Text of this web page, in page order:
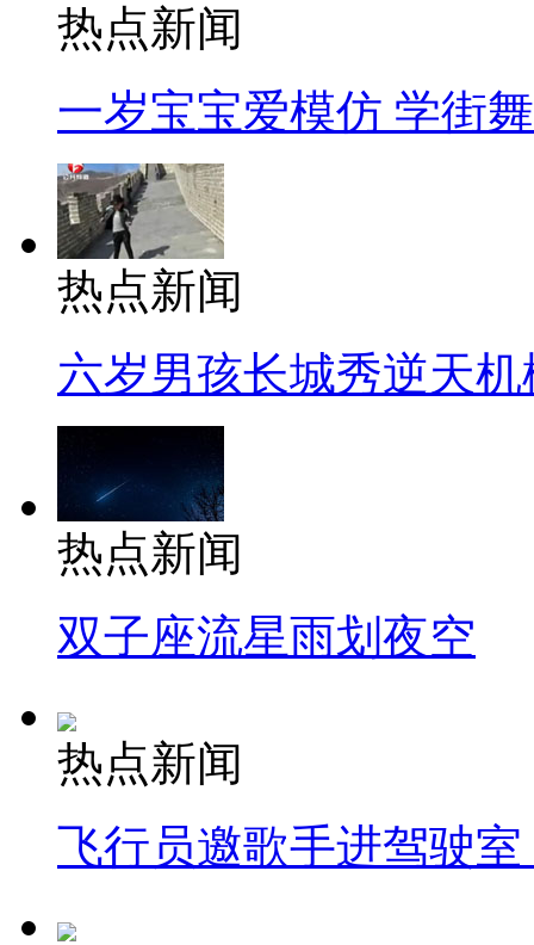
热点新闻
一岁宝宝爱模仿 学街
热点新闻
六岁男孩长城秀逆天机
热点新闻
双子座流星雨划夜空
热点新闻
飞行员邀歌手进驾驶